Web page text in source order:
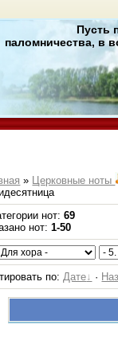
Пусть
паломничества, в
» Церковные ноты
нот:69
нот:1-50
по: Дате ·